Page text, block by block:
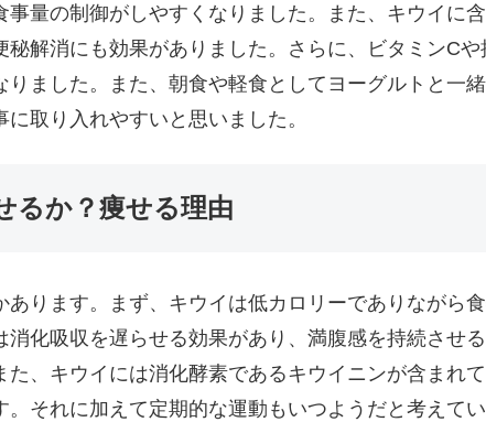
量の制御がしやすくなりました。また、キウイに含
解消にも効果がありました。さらに、ビタミンCや
ました。また、朝食や軽食としてヨーグルトと一
取り入れやすいと思いました。
るか？痩せる理由
ります。まず、キウイは低カロリーでありながら
化吸収を遅らせる効果があり、満腹感を持続させ
、キウイには消化酵素であるキウイニンが含まれ
それに加えて定期的な運動もいつようだと考えてい